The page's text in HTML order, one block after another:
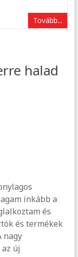
Tovább...
halad
inkább a
és
és termékek
nagy
új